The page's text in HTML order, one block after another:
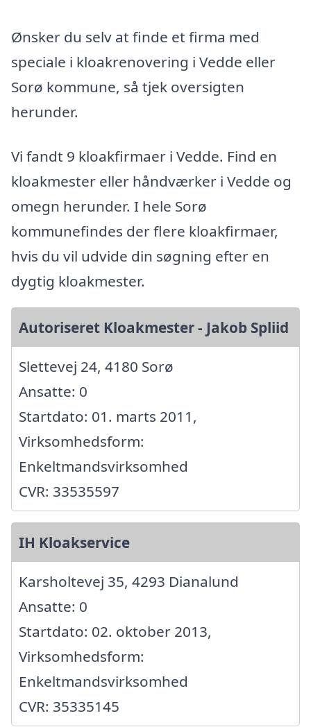
Ønsker du selv at finde et firma med
speciale i kloakrenovering i Vedde eller
Sorø kommune, så tjek oversigten
herunder.
Vi fandt 9 kloakfirmaer i Vedde. Find en
kloakmester eller håndværker i Vedde og
omegn herunder. I hele Sorø
kommunefindes der flere kloakfirmaer,
hvis du vil udvide din søgning efter en
dygtig kloakmester.
Autoriseret Kloakmester - Jakob Spliid
Slettevej 24, 4180 Sorø
Ansatte: 0
Startdato: 01. marts 2011,
Virksomhedsform:
Enkeltmandsvirksomhed
CVR: 33535597
IH Kloakservice
Karsholtevej 35, 4293 Dianalund
Ansatte: 0
Startdato: 02. oktober 2013,
Virksomhedsform:
Enkeltmandsvirksomhed
CVR: 35335145